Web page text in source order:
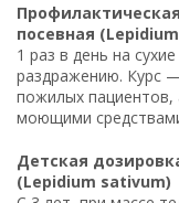
посевная
1 раз в день на
раздражению. Курс
пожилых пациентов,
моющими
Детская
(Lepidium sativum)